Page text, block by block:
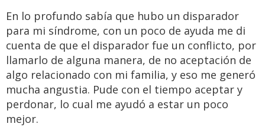
En lo profundo sabía que hubo un disparador
para mi síndrome, con un poco de ayuda me di
cuenta de que el disparador fue un conflicto, por
llamarlo de alguna manera, de no aceptación de
algo relacionado con mi familia, y eso me generó
mucha angustia. Pude con el tiempo aceptar y
perdonar, lo cual me ayudó a estar un poco
mejor.